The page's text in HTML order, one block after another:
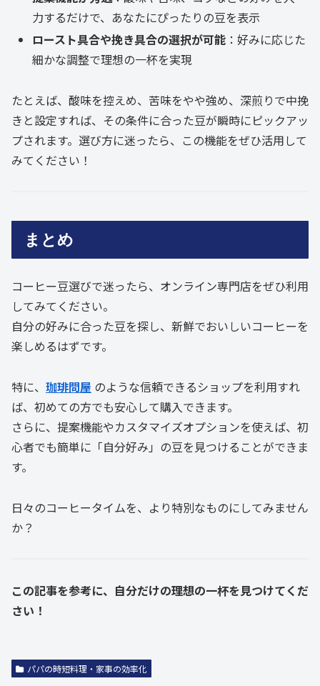
力するだけで、あなたにぴったりの豆を表示
ロースト具合や挽き具合の選択が可能 ：好みに応じた
細かな調整で理想の一杯を実現
たとえば、酸味を控えめ、苦味をやや強め、深煎りで中挽
きと設定すれば、その条件に合った豆が瞬時にピックアッ
プされます。選び方に迷ったら、この機能をぜひ活用して
みてください！
まとめ
コーヒー豆選びで迷ったら、オンライン専門店をぜひ利用
してみてください。
自分の好みに合った豆を探し、新鮮でおいしいコーヒーを
楽しめるはずです。
特に、 珈琲問屋 のような信頼できるショップを利用すれ
ば、初めての方でも安心して購入できます。
さらに、提案機能やカスタマイズオプションを使えば、初
心者でも簡単に「自分好み」の豆を見つけることができま
す。
日々のコーヒータイムを、より特別なものにしてみません
か？
この記事を参考に、自分だけの理想の一杯を見つけてくだ
さい！
パパの時短料理・家事の効率化